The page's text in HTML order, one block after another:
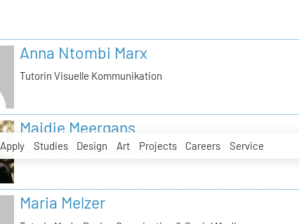
Apply Studies Design Art Projects Careers Service
Anna Ntombi Marx
Tutorin Visuelle Kommunikation
Maidje Meergans
Unterbrechung des Studiums
Maria Melzer